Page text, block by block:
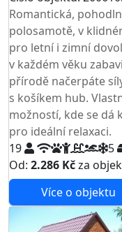
Romantická,
polosamotě, v
pro letní i zimní
v každém věku
přírodě načerpáte
s košíkem hub.
možností, kde se dá
pro ideální relaxaci.
19
5
Od: 2.286 Kčza
Více o objektu